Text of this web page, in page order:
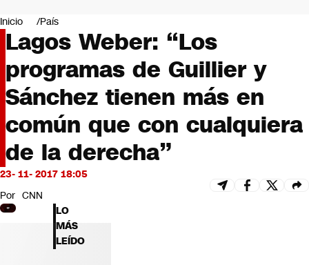
Negocios
Deportes
Programas completos
Cultura
Servicios
Bits
CNN Data
CNN tiempo
Futuro 360
Opinión
Inicio País
Lagos Weber: “Los
programas de Guillier y
Sánchez tienen más en
común que con cualquiera
de la derecha”
23- 11- 2017 18:05
Por CNN
LO
MÁS
LEÍDO